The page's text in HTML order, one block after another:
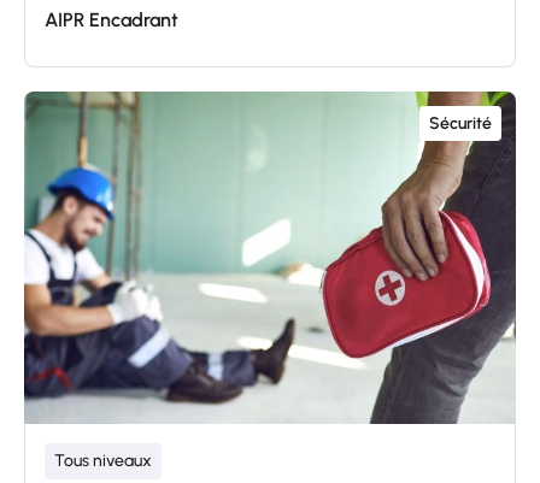
AIPR Encadrant
Sécurité
Tous niveaux